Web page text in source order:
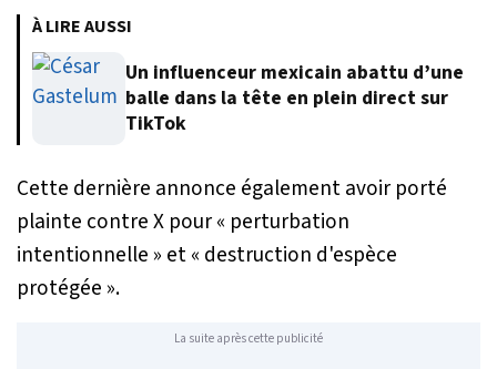
À LIRE AUSSI
Un influenceur mexicain abattu d’une
balle dans la tête en plein direct sur
TikTok
Cette dernière annonce également avoir porté
plainte contre X pour« perturbation
intentionnelle » et« destruction d'espèce
protégée ».
La suite après cette publicité